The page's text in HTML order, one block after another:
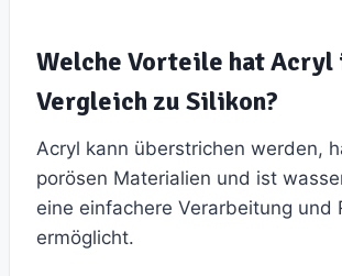
Welche Vorteile hat Acryl
Vergleich zu Silikon?
Acryl kann überstrichen werden,
porösen Materialien und ist
eine einfachere Verarbeitung und
ermöglicht.